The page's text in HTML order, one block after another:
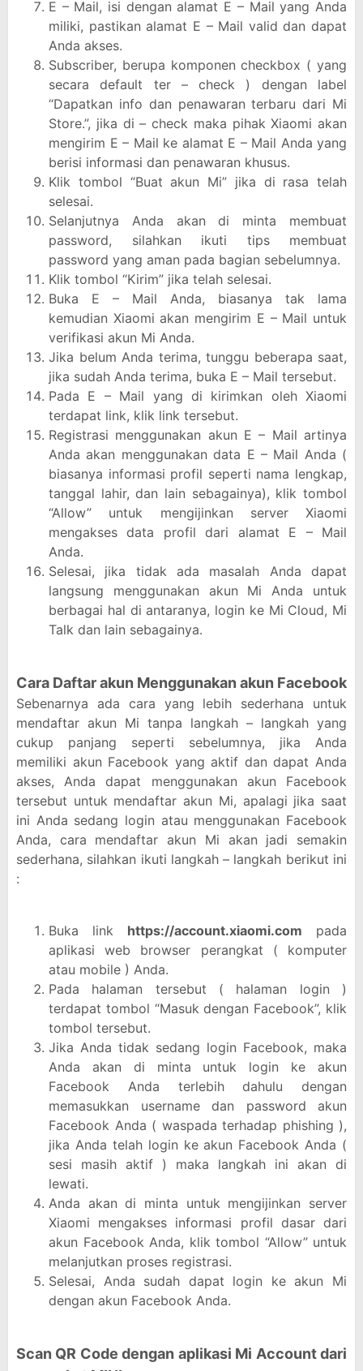
E – Mail, isi dengan alamat E – Mail yang Anda
miliki, pastikan alamat E – Mail valid dan dapat
Anda akses.
Subscriber, berupa komponen checkbox ( yang
secara default ter – check ) dengan label
“Dapatkan info dan penawaran terbaru dari Mi
Store.”, jika di – check maka pihak Xiaomi akan
mengirim E – Mail ke alamat E – Mail Anda yang
berisi informasi dan penawaran khusus.
Klik tombol “Buat akun Mi” jika di rasa telah
selesai.
Selanjutnya Anda akan di minta membuat
password, silahkan ikuti tips membuat
password yang aman pada bagian sebelumnya.
Klik tombol “Kirim” jika telah selesai.
Buka E – Mail Anda, biasanya tak lama
kemudian Xiaomi akan mengirim E – Mail untuk
verifikasi akun Mi Anda.
Jika belum Anda terima, tunggu beberapa saat,
jika sudah Anda terima, buka E – Mail tersebut.
Pada E – Mail yang di kirimkan oleh Xiaomi
terdapat link, klik link tersebut.
Registrasi menggunakan akun E – Mail artinya
Anda akan menggunakan data E – Mail Anda (
biasanya informasi profil seperti nama lengkap,
tanggal lahir, dan lain sebagainya), klik tombol
“Allow” untuk mengijinkan server Xiaomi
mengakses data profil dari alamat E – Mail
Anda.
Selesai, jika tidak ada masalah Anda dapat
langsung menggunakan akun Mi Anda untuk
berbagai hal di antaranya, login ke Mi Cloud, Mi
Talk dan lain sebagainya.
Cara Daftar akun Menggunakan akun Facebook
Sebenarnya ada cara yang lebih sederhana untuk
mendaftar akun Mi tanpa langkah – langkah yang
cukup panjang seperti sebelumnya, jika Anda
memiliki akun Facebook yang aktif dan dapat Anda
akses, Anda dapat menggunakan akun Facebook
tersebut untuk mendaftar akun Mi, apalagi jika saat
ini Anda sedang login atau menggunakan Facebook
Anda, cara mendaftar akun Mi akan jadi semakin
sederhana, silahkan ikuti langkah – langkah berikut ini
:
Buka link https://account.xiaomi.com pada
aplikasi web browser perangkat ( komputer
atau mobile ) Anda.
Pada halaman tersebut ( halaman login )
terdapat tombol “Masuk dengan Facebook”, klik
tombol tersebut.
Jika Anda tidak sedang login Facebook, maka
Anda akan di minta untuk login ke akun
Facebook Anda terlebih dahulu dengan
memasukkan username dan password akun
Facebook Anda ( waspada terhadap phishing ),
jika Anda telah login ke akun Facebook Anda (
sesi masih aktif ) maka langkah ini akan di
lewati.
Anda akan di minta untuk mengijinkan server
Xiaomi mengakses informasi profil dasar dari
akun Facebook Anda, klik tombol “Allow” untuk
melanjutkan proses registrasi.
Selesai, Anda sudah dapat login ke akun Mi
dengan akun Facebook Anda.
Scan QR Code dengan aplikasi Mi Account dari